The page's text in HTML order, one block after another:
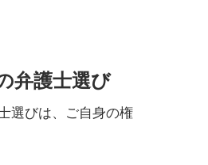
弁護士選び
選びは、ご自身の権